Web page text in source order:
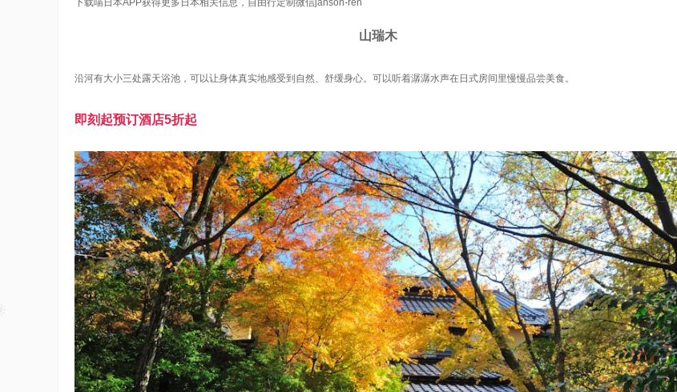
下载喵日本APP获得更多日本相关信息，自由行定制微信janson-ren
山瑞木
沿河有大小三处露天浴池，可以让身体真实地感受到自然、舒缓身心。可以听着潺潺水声在日式房间里慢慢品尝美食。
即刻起预订酒店5折起